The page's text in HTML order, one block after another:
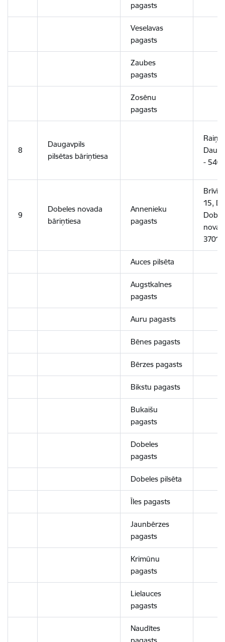
pagasts
Veselavas
pagasts
Zaubes
pagasts
Zosēnu
pagasts
8
Daugavpils
pilsētas bāriņtiesa
Raiņa
- 5401
9
Dobeles novada
bāriņtiesa
Annenieku
pagasts
15,
3701
Auces pilsēta
Augstkalnes
pagasts
Auru pagasts
Bēnes pagasts
Bērzes pagasts
Bikstu pagasts
Bukaišu
pagasts
Dobeles
pagasts
Dobeles pilsēta
Īles pagasts
Jaunbērzes
pagasts
Krimūnu
pagasts
Lielauces
pagasts
Naudītes